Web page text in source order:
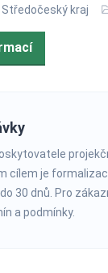
Středočeský kraj
cílem je
30 dnů. Pro
a podmínky.